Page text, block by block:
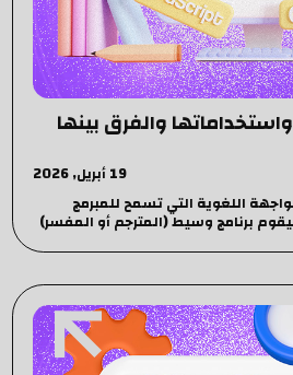
والفرق بينها
19 أبريل, 2026
اللغوية التي تسمح للمبرمج
برنامج وسيط (المترجم أو المفسر)